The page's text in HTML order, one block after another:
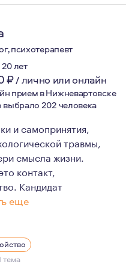
психотерапевт
лет
₽/лично или онлайн
прием в Нижневартовске
выбрало 202 человека
и самопринятия,
травмы,
смысла жизни.
контакт,
Кандидат
еще
возможность
тема